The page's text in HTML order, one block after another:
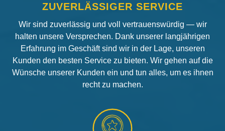
ZUVERLÄSSIGER SERVICE
Wir sind zuverlässig und voll vertrauenswürdig — wir
halten unsere Versprechen. Dank unserer langjährigen
Erfahrung im Geschäft sind wir in der Lage, unseren
Kunden den besten Service zu bieten. Wir gehen auf die
Wünsche unserer Kunden ein und tun alles, um es ihnen
recht zu machen.